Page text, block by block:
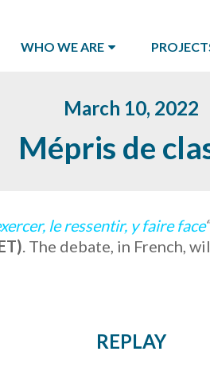
WHO WE ARE
March 10, 2022
Mépris de
le ressentir, y faire face“
. The debate, in French,
REPLAY